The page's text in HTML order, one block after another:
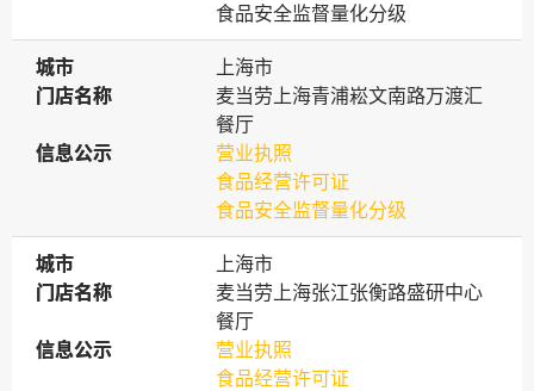
食品安全监督量化分级
城市
城市
上海市
门店名称
门店名称
麦当劳上海青浦崧文南路万渡汇
餐厅
信息公示
信息公示
营业执照
食品经营许可证
食品安全监督量化分级
城市
城市
上海市
门店名称
门店名称
麦当劳上海张江张衡路盛研中心
餐厅
信息公示
信息公示
营业执照
食品经营许可证